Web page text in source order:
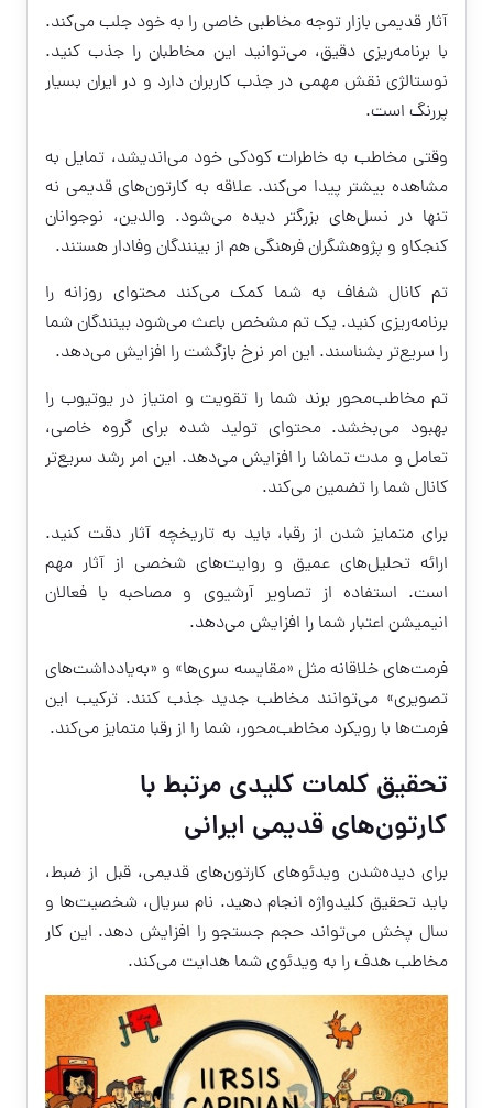
آثار قدیمی بازار توجه مخاطبی خاصی را به خود جلب می‌کند.
با برنامه‌ریزی دقیق، می‌توانید این مخاطبان را جذب کنید.
نوستالژی نقش مهمی در جذب کاربران دارد و در ایران بسیار
پررنگ است.
وقتی مخاطب به خاطرات کودکی خود می‌اندیشد، تمایل به
مشاهده بیشتر پیدا می‌کند. علاقه به کارتون‌های قدیمی نه
تنها در نسل‌های بزرگتر دیده می‌شود. والدین، نوجوانان
کنجکاو و پژوهشگران فرهنگی هم از بینندگان وفادار هستند.
تم کانال شفاف به شما کمک می‌کند محتوای روزانه را
برنامه‌ریزی کنید. یک تم مشخص باعث می‌شود بینندگان شما
را سریع‌تر بشناسند. این امر نرخ بازگشت را افزایش می‌دهد.
تم مخاطب‌محور برند شما را تقویت و امتیاز در یوتیوب را
بهبود می‌بخشد. محتوای تولید شده برای گروه خاصی،
تعامل و مدت تماشا را افزایش می‌دهد. این امر رشد سریع‌تر
کانال شما را تضمین می‌کند.
برای متمایز شدن از رقبا، باید به تاریخچه آثار دقت کنید.
ارائه تحلیل‌های عمیق و روایت‌های شخصی از آثار مهم
است. استفاده از تصاویر آرشیوی و مصاحبه با فعالان
انیمیشن اعتبار شما را افزایش می‌دهد.
فرمت‌های خلاقانه مثل «مقایسه سری‌ها» و «به‌یادداشت‌های
تصویری» می‌توانند مخاطب جدید جذب کنند. ترکیب این
فرمت‌ها با رویکرد مخاطب‌محور، شما را از رقبا متمایز می‌کند.
تحقیق کلمات کلیدی مرتبط با
کارتون‌های قدیمی ایرانی
برای دیده‌شدن ویدئوهای کارتون‌های قدیمی، قبل از ضبط،
باید تحقیق کلیدواژه انجام دهید. نام سریال، شخصیت‌ها و
سال پخش می‌تواند حجم جستجو را افزایش دهد. این کار
مخاطب هدف را به ویدئوی شما هدایت می‌کند.